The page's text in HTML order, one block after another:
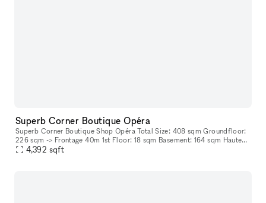
Superb Corner Boutique Opéra
Superb Corner Boutique Shop Opéra Total Size: 408 sqm Groundfloor:
226 sqm -> Frontage 40m 1st Floor: 18 sqm Basement: 164 sqm Hauteur
sous plafond: 8m
4,392 sqft